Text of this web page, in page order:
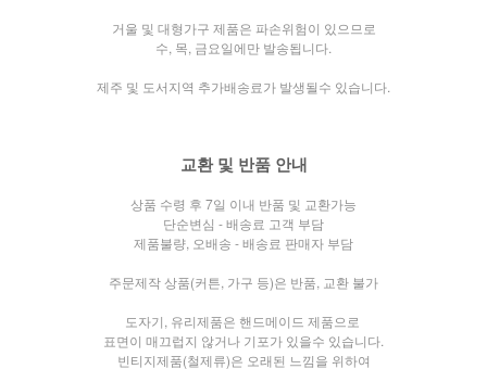
거울 및 대형가구 제품은 파손위험이 있으므로
수, 목, 금요일에만 발송됩니다.
제주 및 도서지역 추가배송료가 발생될수 있습니다.
교환 및 반품 안내
상품 수령 후 7일 이내 반품 및 교환가능
단순변심 - 배송료 고객 부담
제품불량, 오배송 - 배송료 판매자 부담
주문제작 상품(커튼, 가구 등)은 반품, 교환 불가
도자기, 유리제품은 핸드메이드 제품으로
표면이 매끄럽지 않거나 기포가 있을수 있습니다.
빈티지제품(철제류)은 오래된 느낌을 위하여